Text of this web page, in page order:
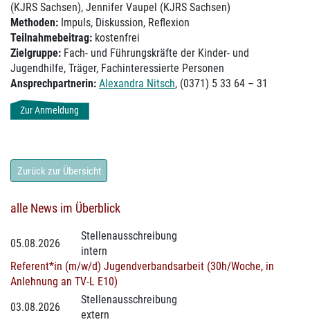
(KJRS Sachsen), Jennifer Vaupel (KJRS Sachsen)
Methoden: Impuls, Diskussion, Reflexion
Teilnahmebeitrag: kostenfrei
Zielgruppe: Fach- und Führungskräfte der Kinder- und
Jugendhilfe, Träger, Fachinteressierte Personen
Ansprechpartnerin: Alexandra Nitsch, (0371) 5 33 64 – 31
Zur Anmeldung
Zurück zur Übersicht
alle News im Überblick
05.08.2026
Stellenausschreibung
intern
Referent*in (m/w/d) Jugendverbandsarbeit (30h/Woche, in
Anlehnung an TV-L E10)
03.08.2026
Stellenausschreibung
extern